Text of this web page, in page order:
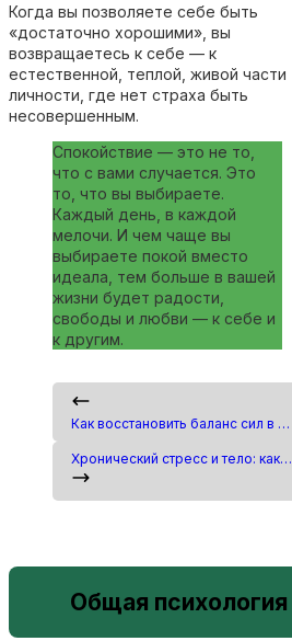
Когда вы позволяете себе быть
«достаточно хорошими», вы
возвращаетесь к себе — к
естественной, теплой, живой части
личности, где нет страха быть
несовершенным.
Спокойствие — это не то,
что с вами случается. Это
то, что вы выбираете.
Каждый день, в каждой
мелочи. И чем чаще вы
выбираете покой вместо
идеала, тем больше в вашей
жизни будет радости,
свободы и любви — к себе и
к другим.
Как восстановить баланс сил в отношениях
Хронический стресс и тело: как напряжение отражается на сосудах и самочувствии
Общая психология